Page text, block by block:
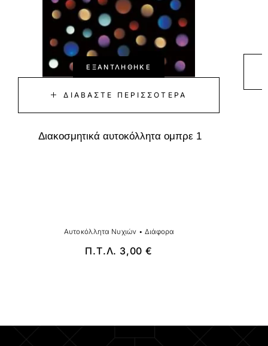
ΕΞΑΝΤΛΉΘΗΚΕ
ΔΙΑΒΆΣΤΕ ΠΕΡΙΣΣΌΤΕΡΑ
Διακοσμητικά αυτοκόλλητα ομπρε 1
Αυτοκόλλητα Νυχιών • Διάφορα
Π.Τ.Λ. 3,00€